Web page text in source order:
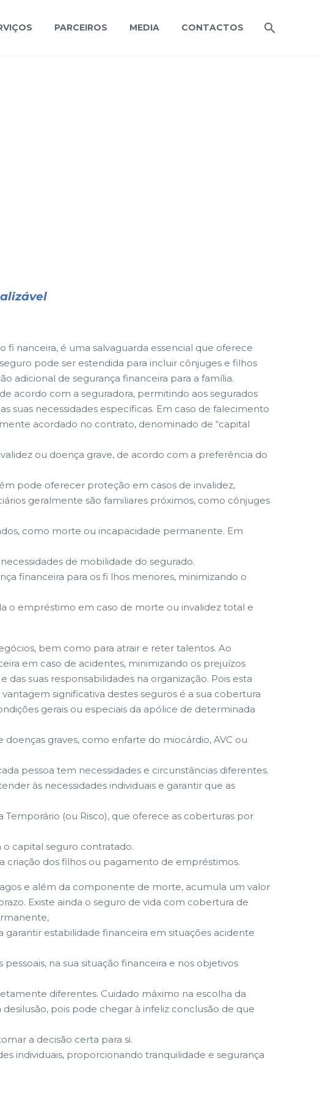
PARCEIROS MEDIA CONTACTOS
nanceira, é uma salvaguarda essencial que oferece
pode ser estendida para incluir cônjuges e filhos
adicional de segurança financeira para a família.
acordo com a seguradora, permitindo aos segurados
suas necessidades específicas. Em caso de falecimento
acordado no contrato, denominado de “capital
ou doença grave, de acordo com a preferência do
pode oferecer proteção em casos de invalidez,
geralmente são familiares próximos, como cônjuges
como morte ou incapacidade permanente. Em
de mobilidade do segurado.
financeira para os fi lhos menores, minimizando o
o empréstimo em caso de morte ou invalidez total e
bem como para atrair e reter talentos. Ao
em caso de acidentes, minimizando os prejuízos
suas responsabilidades na organização. Pois esta
significativa destes seguros é a sua cobertura
gerais ou especiais da apólice de determinada
graves, como enfarte do miocárdio, AVC ou
pessoa tem necessidades e circunstâncias diferentes.
às necessidades individuais e garantir que as
Temporário (ou Risco), que oferece as coberturas por
capital seguro contratado.
criação dos filhos ou pagamento de empréstimos.
e além da componente de morte, acumula um valor
Existe ainda o seguro de vida com cobertura de
estabilidade financeira em situações acidente
na sua situação financeira e nos objetivos
diferentes. Cuidado máximo na escolha da
pois pode chegar à infeliz conclusão de que
a decisão certa para si.
individuais, proporcionando tranquilidade e segurança